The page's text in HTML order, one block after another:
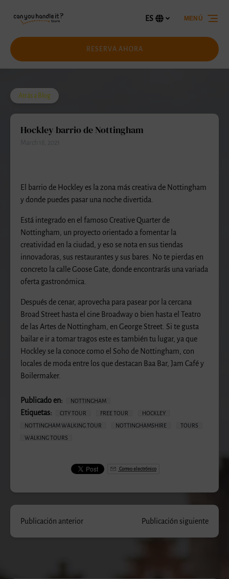
tu
ES
RESERVA AHORA
MENÚ
Atrás a Blog
Hockley barrio de Nottingham
El barrio de Hockley es la zona más creativa de Nottingham
y donde puedes pasar una noche divertida.
Está integrado en el famoso Creative Quarter de
Nottingham, un proyecto orientado a fomentar la
creatividad en la ciudad, y eso se nota en sus tiendas
innovadoras, sus restaurantes y sus bares. No te pierdas en
concreto la calle Goose Gate, donde encontrarás una variada
oferta gastronómica.
Después de cenar, aprovecha para pasear por la cercana
Broad Street hasta el cine Broadway o bien hasta el Teatro
de las Artes de Nottingham, en George Street. Si te gusta
bailar e ir a tomar tragos este es también tu lugar, ya que
Hockley se la conoce como el Soho de Nottingham, con
locales de moda entre los que destacan Baa Bar, Jam Café y
Boilermaker.
Publicado en: NOTTINGHAM
Etiquetas: CITY TOUR FREE TOUR
HOCKLEY
NOTTINGHAM WALKING TOUR
NOTTINGHAMSHIRE
TOURS
WALKING TOURS
Correo electrónico
Publicación anterior Publicación siguiente